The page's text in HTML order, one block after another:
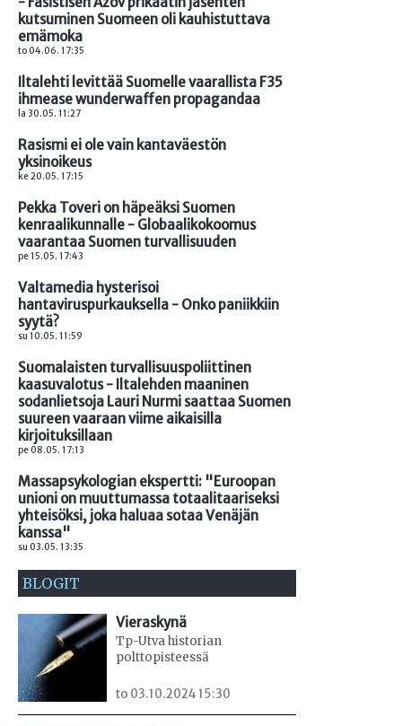
kutsuminen Suomeen oli kauhistuttava
emämoka
to 04.06. 17:35
Iltalehti levittää Suomelle vaarallista F35
ihmease wunderwaffen propagandaa
la 30.05. 11:27
Rasismi ei ole vain kantaväestön
yksinoikeus
ke 20.05. 17:15
Pekka Toveri on häpeäksi Suomen
kenraalikunnalle - Globaalikokoomus
vaarantaa Suomen turvallisuuden
pe 15.05. 17:43
Valtamedia hysterisoi
hantaviruspurkauksella - Onko paniikkiin
syytä?
su 10.05. 11:59
Suomalaisten turvallisuuspoliittinen
kaasuvalotus - Iltalehden maaninen
sodanlietsoja Lauri Nurmi saattaa Suomen
suureen vaaraan viime aikaisilla
kirjoituksillaan
pe 08.05. 17:13
Massapsykologian ekspertti: "Euroopan
unioni on muuttumassa totaalitaariseksi
yhteisöksi, joka haluaa sotaa Venäjän
kanssa"
su 03.05. 13:35
BLOGIT
Vieraskynä
Tp-Utva historian
polttopisteessä
to 03.10.2024 15:30